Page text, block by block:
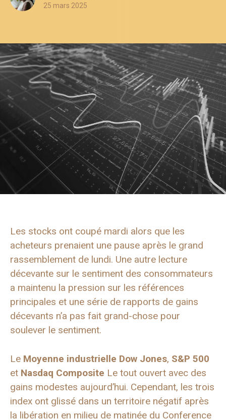
25 mars 2025
Les stocks ont coupé mardi alors que les
acheteurs prenaient une pause après le grand
rassemblement de lundi. Une autre lecture
décevante sur le sentiment des consommateurs
a maintenu la pression sur les références
principales et une série de rapports de gains
décevants n’a pas fait grand-chose pour
soulever le sentiment.
Le Moyenne industrielle Dow Jones, S&P 500
et Nasdaq Composite Le tout ouvert avec des
gains modestes aujourd’hui. Cependant, les trois
index ont glissé dans un territoire négatif après
la libération en milieu de matinée du Conference